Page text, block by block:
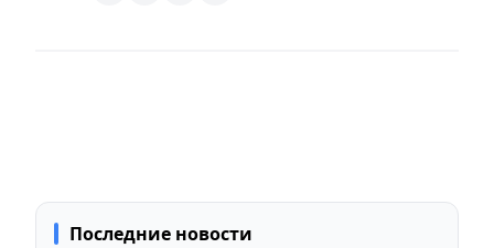
Последние новости